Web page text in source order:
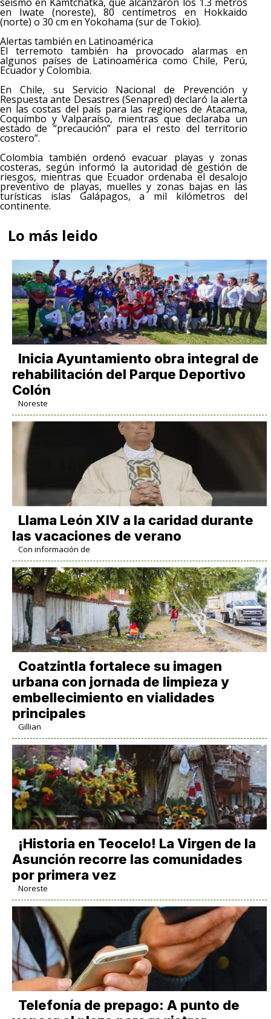
en Iwate (noreste), 80 centímetros en Hokkaido
(norte) o 30 cm en Yokohama (sur de Tokio).
Alertas también en Latinoamérica
El terremoto también ha provocado alarmas en
algunos países de Latinoamérica como Chile, Perú,
Ecuador y Colombia.
En Chile, su Servicio Nacional de Prevención y
Respuesta ante Desastres (Senapred) declaró la alerta
en las costas del país para las regiones de Atacama,
Coquimbo y Valparaíso, mientras que declaraba un
estado de “precaución” para el resto del territorio
costero”.
Colombia también ordenó evacuar playas y zonas
costeras, según informó la autoridad de gestión de
riesgos, mientras que Ecuador ordenaba el desalojo
preventivo de playas, muelles y zonas bajas en las
turísticas islas Galápagos, a mil kilómetros del
continente.
Lo más leido
Inicia Ayuntamiento obra integral de
rehabilitación del Parque Deportivo
Colón
Noreste
Llama León XIV a la caridad durante
las vacaciones de verano
Con información de
Coatzintla fortalece su imagen
urbana con jornada de limpieza y
embellecimiento en vialidades
principales
Gillian
​¡Historia en Teocelo! La Virgen de la
Asunción recorre las comunidades
por primera vez
Noreste
Telefonía de prepago: A punto de